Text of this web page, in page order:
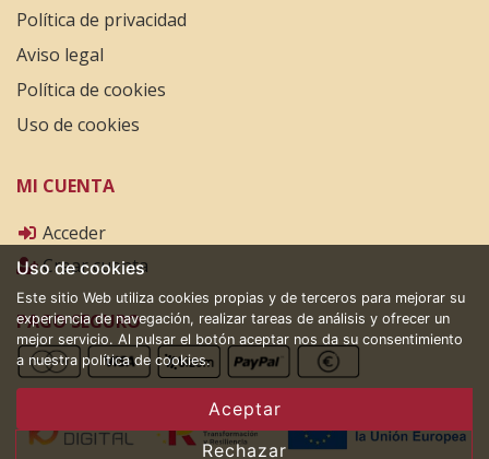
Política de privacidad
Aviso legal
Política de cookies
Uso de cookies
MI CUENTA
Acceder
Crear cuenta
PAGO SEGURO
Uso de cookies
Este sitio Web utiliza cookies propias y de terceros para mejorar su
experiencia de navegación, realizar tareas de análisis y ofrecer un
mejor servicio. Al pulsar el botón aceptar nos da su consentimiento
a nuestra política de cookies.
Aceptar
Rechazar